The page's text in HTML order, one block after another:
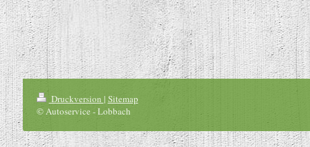
Druckversion | Sitemap
© Autoservice - Lobbach